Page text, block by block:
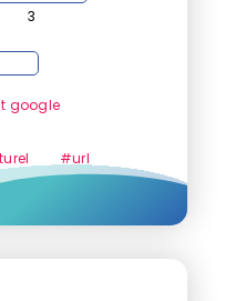
3
google
#url